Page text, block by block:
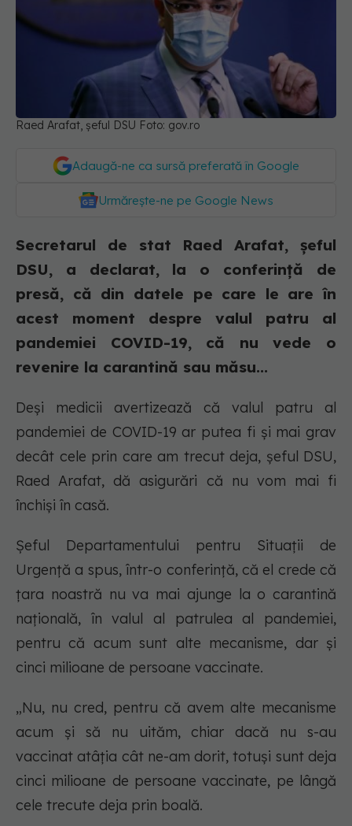
Raed Arafat, șeful DSU Foto: gov.ro
Adaugă-ne ca sursă preferată în Google
Urmărește-ne pe Google News
Secretarul de stat Raed Arafat, șeful
DSU, a declarat, la o conferință de
presă, că din datele pe care le are în
acest moment despre valul patru al
pandemiei COVID-19, că nu vede o
revenire la carantină sau măsu...
Deși medicii avertizează că valul patru al
pandemiei de COVID-19 ar putea fi și mai grav
decât cele prin care am trecut deja, șeful DSU,
Raed Arafat, dă asigurări că nu vom mai fi
închiși în casă.
Șeful Departamentului pentru Situații de
Urgență a spus, într-o conferință, că el crede că
țara noastră nu va mai ajunge la o carantină
națională, în valul al patrulea al pandemiei,
pentru că acum sunt alte mecanisme, dar și
cinci milioane de persoane vaccinate.
„Nu, nu cred, pentru că avem alte mecanisme
acum și să nu uităm, chiar dacă nu s-au
vaccinat atâția cât ne-am dorit, totuși sunt deja
cinci milioane de persoane vaccinate, pe lângă
cele trecute deja prin boală.